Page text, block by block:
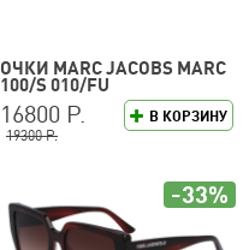
ОЧКИ MARC JACOBS MARC
100/S 010/FU
В КОРЗИНУ
16800 Р.
19300 Р.
-33%